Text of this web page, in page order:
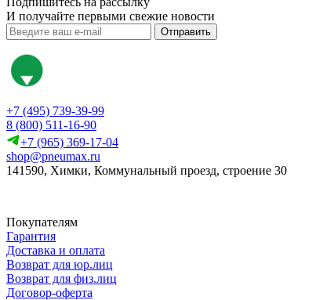
И получайте первыми свежие новости
Отправить
+7 (495) 739-39-99
8 (800) 511-16-90
+7 (965) 369-17-04
shop@pneumax.ru
141590, Химки, Коммунальный проезд, строение 30
Покупателям
Гарантия
Доставка и оплата
Возврат для юр.лиц
Возврат для физ.лиц
Договор-оферта